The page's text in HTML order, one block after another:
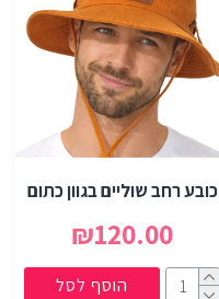
כובע רחב שוליים בגוון כתום
₪120.00
הוסף לסל